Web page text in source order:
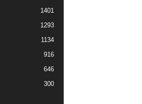
1401
1293
1134
916
646
300